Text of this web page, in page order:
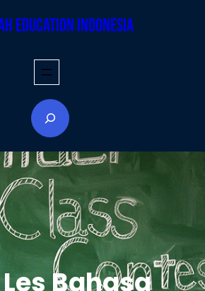
Education Indonesia
a
r
c
h
Les Bahasa